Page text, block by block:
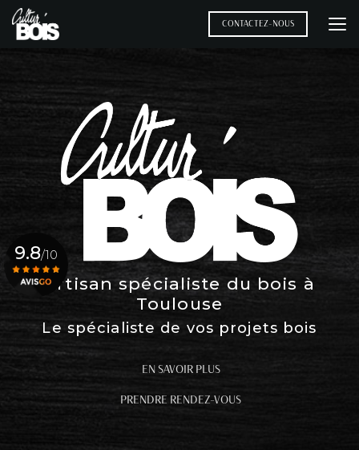
Aller
au
contenu
CONTACTEZ-NOUS
Artisan spécialiste du bois à
Toulouse
Le spécialiste de vos projets bois
EN SAVOIR PLUS
PRENDRE RENDEZ-VOUS
9.8/10